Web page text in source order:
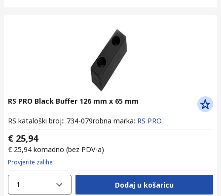
RS PRO Black Buffer 126 mm x 65 mm
RS kataloški broj:: 734-079robna marka: RS PRO
€ 25,94
€ 25,94 komadno (bez PDV-a)
Provjerite zalihe
1 Dodaj u košaricu